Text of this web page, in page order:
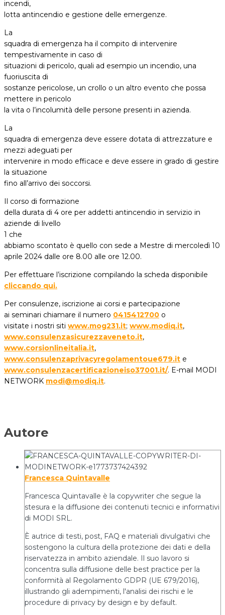
incendi,
lotta antincendio e gestione delle emergenze.
La
squadra di emergenza ha il compito di intervenire
tempestivamente in caso di
situazioni di pericolo, quali ad esempio un incendio, una
fuoriuscita di
sostanze pericolose, un crollo o un altro evento che possa
mettere in pericolo
la vita o l’incolumità delle persone presenti in azienda.
La
squadra di emergenza deve essere dotata di attrezzature e
mezzi adeguati per
intervenire in modo efficace e deve essere in grado di gestire
la situazione
fino all’arrivo dei soccorsi.
Il corso di formazione
della durata di 4 ore per addetti antincendio in servizio in
aziende di livello
1 che
abbiamo scontato è quello con sede a Mestre di mercoledì 10
aprile 2024 dalle ore 8.00 alle ore 12.00.
Per effettuare l’iscrizione compilando la scheda disponibile
cliccando qui.
Per consulenze, iscrizione ai corsi e partecipazione
ai seminari chiamare il numero 0415412700 o
visitate i nostri siti www.mog231.it; www.modiq.it,
www.consulenzasicurezzaveneto.it,
www.corsionlineitalia.it,
www.consulenzaprivacyregolamentoue679.it e
www.consulenzacertificazioneiso37001.it/. E-mail MODI
NETWORK modi@modiq.it.
Autore
Francesca Quintavalle
Francesca Quintavalle è la copywriter che segue la
stesura e la diffusione dei contenuti tecnici e informativi
di MODI SRL.
È autrice di testi, post, FAQ e materiali divulgativi che
sostengono la cultura della protezione dei dati e della
riservatezza in ambito aziendale. Il suo lavoro si
concentra sulla diffusione delle best practice per la
conformità al Regolamento GDPR (UE 679/2016),
illustrando gli adempimenti, l'analisi dei rischi e le
procedure di privacy by design e by default.